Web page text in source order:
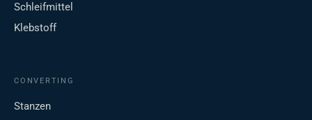
Schleifmittel
Klebstoff
CONVERTING
Stanzen